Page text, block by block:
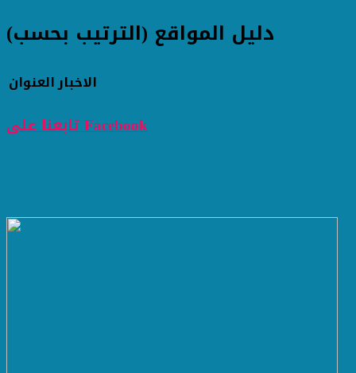
دليل المواقع (الترتيب بحسب)
العنوانالاخبار
تابعنا على Facebook